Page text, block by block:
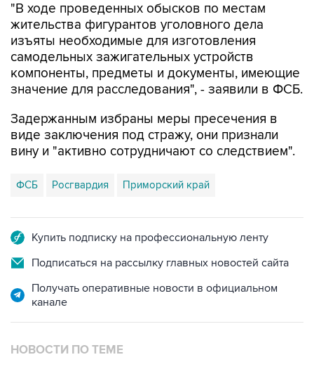
"В ходе проведенных обысков по местам
жительства фигурантов уголовного дела
изъяты необходимые для изготовления
самодельных зажигательных устройств
компоненты, предметы и документы, имеющие
значение для расследования", - заявили в ФСБ.
Задержанным избраны меры пресечения в
виде заключения под стражу, они признали
вину и "активно сотрудничают со следствием".
ФСБ Росгвардия Приморский край
Купить подписку на профессиональную ленту
Подписаться на рассылку главных новостей сайта
Получать оперативные новости в официальном
канале
НОВОСТИ ПО ТЕМЕ